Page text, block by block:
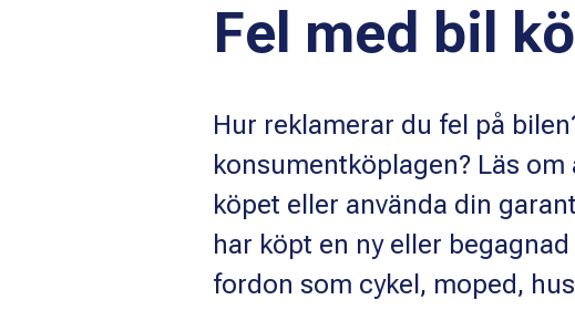
Fel med bil
Hur reklamerar du fel på
konsumentköplagen? Läs
köpet eller använda din
har köpt en ny eller
fordon som cykel, moped,